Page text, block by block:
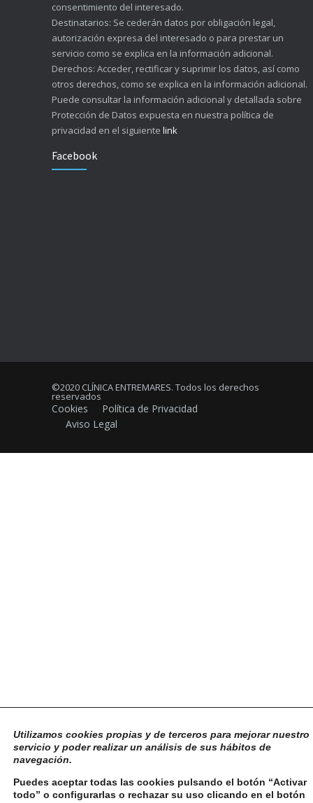
consentimiento del interesado.
Destinatarios: Se cederán datos por obligación legal,
autorización expresa del interesado o para prestar un
servicio como se explica en la información adicional.
Derechos: Acceder, rectificar y suprimir los datos, así como
otros derechos, como se explica en la información adicional.
Puede consultar la información adicional y detallada sobre
Protección de Datos expuesta en nuestra política de
privacidad en el siguiente link
Facebook
©2020 CLÍNICA ENTREMARES. Todos los derechos
reservados
Cookies
Política de Privacidad
Aviso Legal
Utilizamos cookies propias y de terceros para mejorar nuestro
servicio y poder realizar un análisis de sus hábitos de
navegación.
Puedes aceptar todas las cookies pulsando el botón “Activar
todo” o configurarlas o rechazar su uso clicando en el botón